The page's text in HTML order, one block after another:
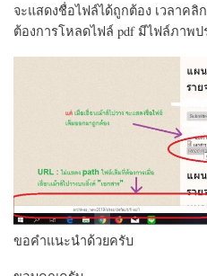
จะแสดงชื่อไฟล์ได้ถูกต้อง เวลาคลิ
ต้องการโหลดไฟล์ pdf มีไฟล์ภาพ
ขอคำแนะนำด้วยครับ